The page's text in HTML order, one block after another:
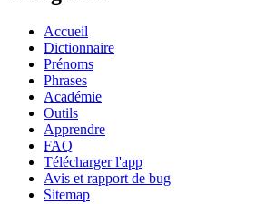
Accueil
Dictionnaire
Prénoms
Phrases
Académie
Outils
Apprendre
FAQ
Télécharger l'app
Avis et rapport de bug
Sitemap